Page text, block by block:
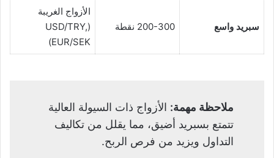
سبريد واسع 200-300 نقطة
الأزواج الغريبة
(USD/TRY,
EUR/SEK)
ملاحظة مهمة: الأزواج ذات السيولة العالية
تتمتع بسبريد أضيق، مما يقلل من تكاليف
التداول ويزيد من فرص الربح.